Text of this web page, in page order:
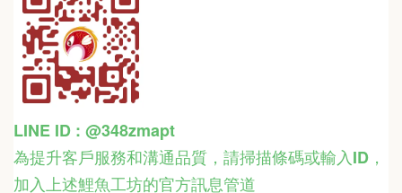
LINE ID : @348zmapt
為提升客戶服務和溝通品質，請掃描條碼或輸入ID ，
加入上述鯉魚工坊的官方訊息管道